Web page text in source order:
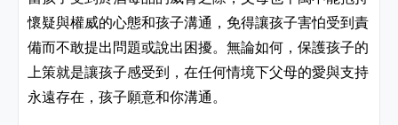
懷疑與權威的心態和孩子溝通，免得讓孩子害怕受到責
備而不敢提出問題或說出困擾。無論如何，保護孩子的
上策就是讓孩子感受到，在任何情境下父母的愛與支持
永遠存在，孩子願意和你溝通。